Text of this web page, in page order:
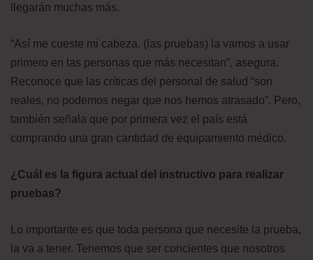
llegarán muchas más.
“Así me cueste mi cabeza, (las pruebas) la vamos a usar
primero en las personas que más necesitan”, asegura.
Reconoce que las críticas del personal de salud “son
reales, no podemos negar que nos hemos atrasado”. Pero,
también señala que por primera vez el país está
comprando una gran cantidad de equipamiento médico.
¿Cuál es la figura actual del instructivo para realizar
pruebas?
Lo importante es que toda persona que necesite la prueba,
la va a tener. Tenemos que ser concientes que nosotros